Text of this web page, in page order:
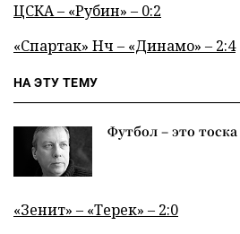
ЦСКА – «Рубин» – 0:2
«Спартак» Нч – «Динамо» – 2:4
НА ЭТУ ТЕМУ
Футбол – это
«Зенит» – «Терек» – 2:0